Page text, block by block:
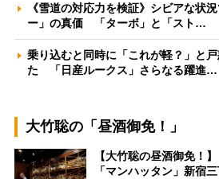
《雪道の対応力を検証》シビアな状
ー」の真価 「ターボ」と「スト…
乗り込むと同時に「これが軽？」と
た 「日産ルークス」さらなる躍進…
大竹聡の「昼酒御免！」
【大竹聡の昼酒御免！
「マンハッタン」新宿